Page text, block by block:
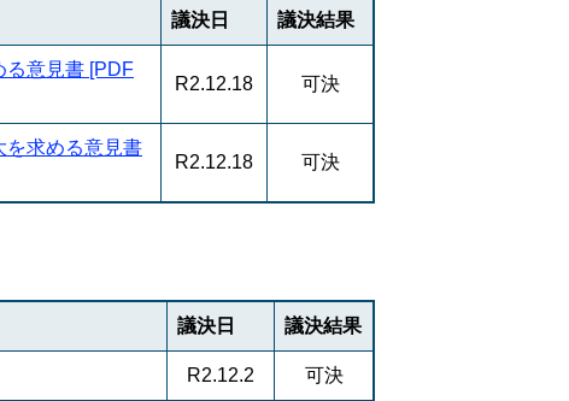
議決日 議決結果
意見書 [PDF
R2.12.18 可決
求める意見書
R2.12.18 可決
議決日 議決結果
R2.12.2 可決